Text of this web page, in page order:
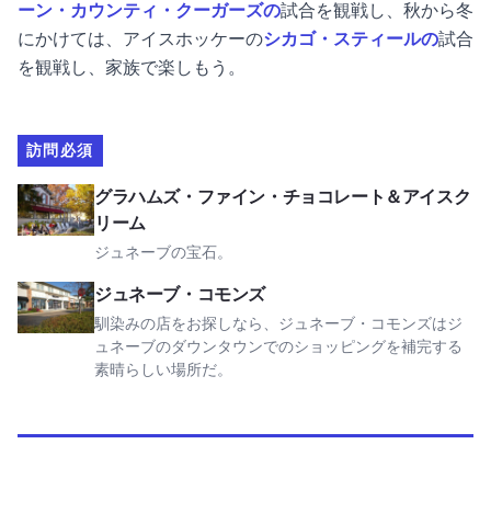
ーン・カウンティ・クーガーズの試合を観戦し、秋から冬
にかけては、アイスホッケーのシカゴ・スティールの試合
を観戦し、家族で楽しもう。
訪問必須
グラハムズ・ファイン・チョコレート＆アイスク
リーム
ジュネーブの宝石。
グラハムズ・ファイン・チョコレート＆アイスクリームを
ジュネーブ・コモンズ
馴染みの店をお探しなら、ジュネーブ・コモンズはジ
ュネーブのダウンタウンでのショッピングを補完する
素晴らしい場所だ。
ジュネーブ・コモンズを見る